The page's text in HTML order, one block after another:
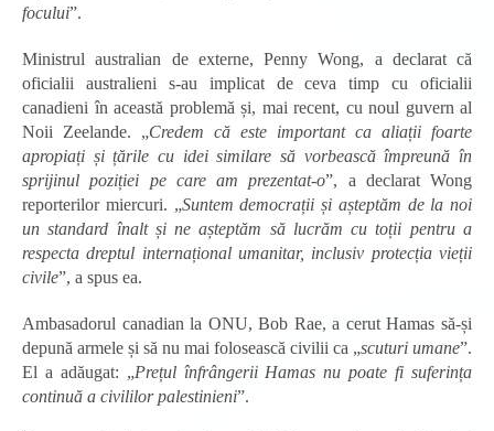
focului”.
Ministrul australian de externe, Penny Wong, a declarat că
oficialii australieni s-au implicat de ceva timp cu oficialii
canadieni în această problemă și, mai recent, cu noul guvern al
Noii Zeelande. „Credem că este important ca aliații foarte
apropiați și țările cu idei similare să vorbească împreună în
sprijinul poziției pe care am prezentat-o”, a declarat Wong
reporterilor miercuri. „Suntem democrații și așteptăm de la noi
un standard înalt și ne așteptăm să lucrăm cu toții pentru a
respecta dreptul internațional umanitar, inclusiv protecția vieții
civile”, a spus ea.
Ambasadorul canadian la ONU, Bob Rae, a cerut Hamas să-și
depună armele și să nu mai folosească civilii ca „scuturi umane”.
El a adăugat: „Prețul înfrângerii Hamas nu poate fi suferința
continuă a civililor palestinieni”.